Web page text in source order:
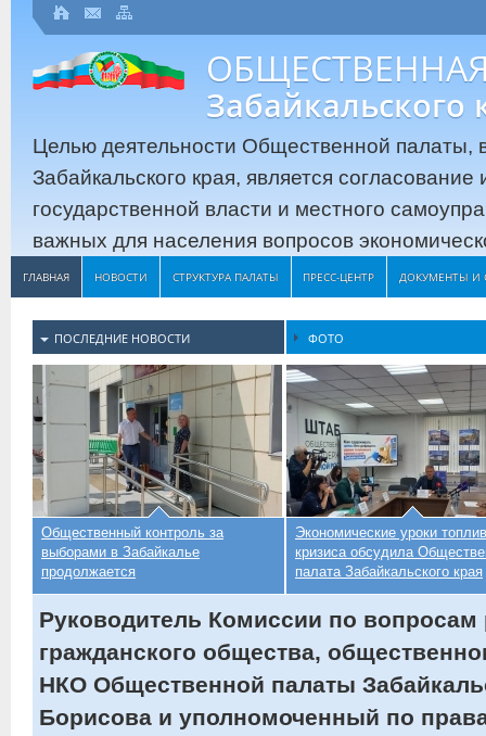
Забайкальского
Целью деятельности Общественной палаты,
Забайкальского края, является
государственной власти и местного
важных для населения вопросов
ГЛАВНАЯ НОВОСТИ СТРУКТУРА ПАЛАТЫ ПРЕСС-ЦЕНТР ДОКУМЕНТЫ И
ПОСЛЕДНИЕ НОВОСТИ ФОТО
Общественный контроль за
выборами в Забайкалье
продолжается
Экономические уроки
кризиса обсудила
палата Забайкальского края
Руководитель Комиссии по вопросам
гражданского общества,
НКО Общественной палаты
Борисова и уполномоченный по